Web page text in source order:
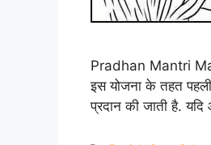
Pradhan Mantri
इस योजना के तहत
प्रदान की जाती है.